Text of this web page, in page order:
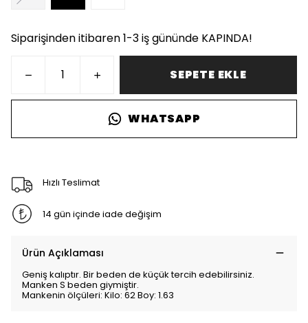
Siparişinden itibaren 1-3 iş gününde KAPINDA!
SEPETE EKLE
WHATSAPP
Hızlı Teslimat
14 gün içinde iade değişim
Ürün Açıklaması
Geniş kalıptır. Bir beden de küçük tercih edebilirsiniz.
Manken S beden giymiştir.
Mankenin ölçüleri: Kilo: 62 Boy: 1.63